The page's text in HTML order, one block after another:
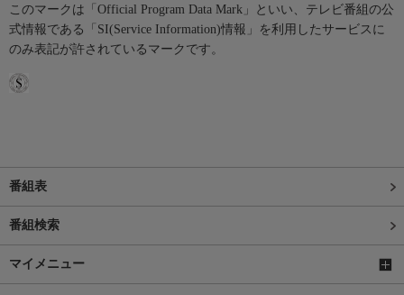
このマークは「Official Program Data Mark」といい、テレビ番組の公
式情報である「SI(Service Information)情報」を利用したサービスに
のみ表記が許されているマークです。
番組表
番組検索
マイメニュー